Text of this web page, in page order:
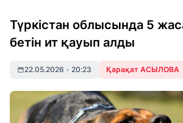
Түркістан облысында 5
бетін ит қауып алды
22.05.2026 • 20:23 Қарақат АСЫЛОВА